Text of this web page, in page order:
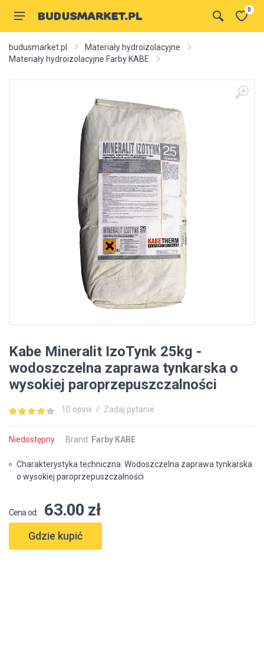
0
budusmarket.pl
Materiały hydroizolacyjne
Materiały hydroizolacyjne Farby KABE
Kabe Mineralit IzoTynk 25kg -
wodoszczelna zaprawa tynkarska o
wysokiej paroprzepuszczalności
10 opinii / Zadaj pytanie
Niedostępny Brand: Farby KABE
Charakterystyka techniczna: Wodoszczelna zaprawa tynkarska
o wysokiej paroprzepuszczalności
Cena od: 63.00 zł
Gdzie kupić